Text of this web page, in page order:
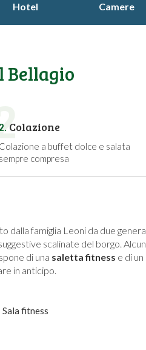
Hotel Camere
Bellagio
2
2. Colazione
Colazione a buffet dolce e salata
sempre compresa
dalla famiglia Leoni da due
scalinate del borgo.
di una saletta fitness e di un
in anticipo.
Sala fitness